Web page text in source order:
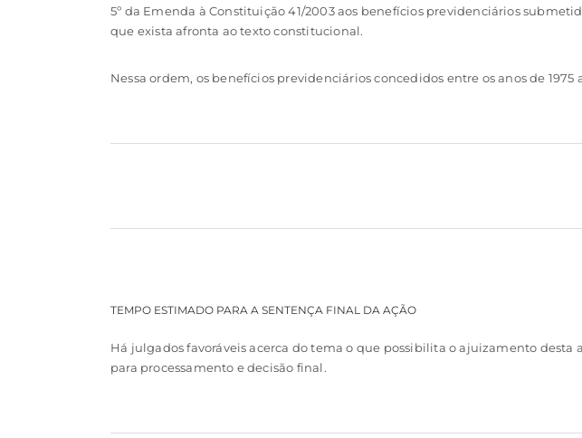
5º da Emenda à Constituição 41/2003 aos benefícios previdenciários
que exista afronta ao texto constitucional.
Nessa ordem, os benefícios previdenciários concedidos entre os anos de
TEMPO ESTIMADO PARA A SENTENÇA FINAL DA AÇÃO
Há julgados favoráveis acerca do tema o que possibilita o ajuizamento
para processamento e decisão final.